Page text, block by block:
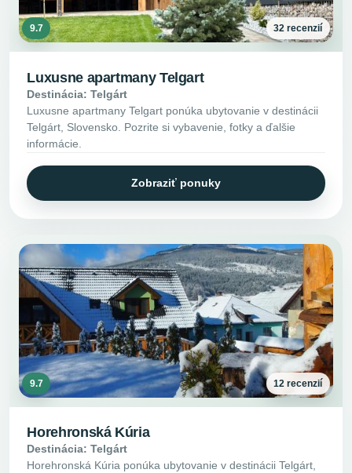
9.7 32 recenzií
Luxusne apartmany Telgart
Destinácia: Telgárt
Luxusne apartmany Telgart ponúka ubytovanie v destinácii
Telgárt, Slovensko. Pozrite si vybavenie, fotky a ďalšie
informácie.
Zobraziť ponuky
9.7 12 recenzií
Horehronská Kúria
Destinácia: Telgárt
Horehronská Kúria ponúka ubytovanie v destinácii Telgárt,